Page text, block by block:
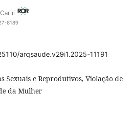
8189
arqsaude.v29i1.2025-11191
Sexuais e Reprodutivos, Violação de
da Mulher